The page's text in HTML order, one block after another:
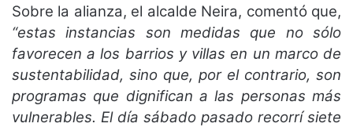
Sobre la alianza, el alcalde Neira, comentó que,
“estas instancias son medidas que no sólo
favorecen a los barrios y villas en un marco de
sustentabilidad, sino que, por el contrario, son
programas que dignifican a las personas más
vulnerables. El día sábado pasado recorrí siete